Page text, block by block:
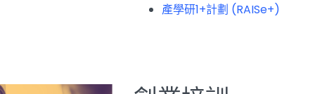
產學研1+計劃 (RAISe+)